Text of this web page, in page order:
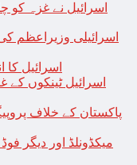
اسرائیلی
اسرائیل کا
اسرائیل ٹینکوں
پاکستان کے خلاف
میکڈونلڈ اور دیگر